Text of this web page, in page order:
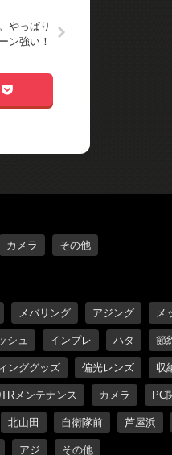
やっぱり
ン強い！
カメラ その他
メバリング アジング メ
シュ インプレ ハタ 節
ンググッズ 偏光レンズ 収
メンテナンス カメラ PC
北山田 自衛隊前 芦屋浜
アジ その他